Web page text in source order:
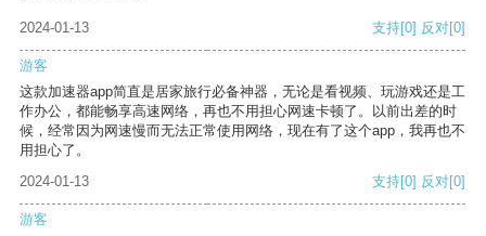
2024-01-13 支持[0] 反对[0]
游客
这款加速器app简直是居家旅行必备神器，无论是看视频、玩游戏还是工
作办公，都能畅享高速网络，再也不用担心网速卡顿了。以前出差的时
候，经常因为网速慢而无法正常使用网络，现在有了这个app，我再也不
用担心了。
2024-01-13
支持[0] 反对[0]
游客